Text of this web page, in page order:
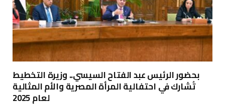
بحضور الرئيس عبد الفتاح السيسي.. وزيرة التخطيط
تُشارك في احتفالية المرأة المصرية والأم المثالية
لعام 2025